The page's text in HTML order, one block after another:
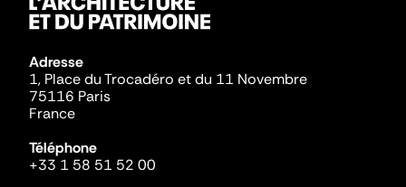
Adresse
1, Place du Trocadéro et du 11 Novembre
75116 Paris
France
Téléphone
+33 1 58 51 52 00